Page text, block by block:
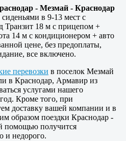
- Мезмай - Краснодар
в 9-13 мест с
18 м с прицепом +
14 м с кондиционером + авто
цене, без предоплаты,
все включено.
перевозки в поселок Мезмай
в Краснодар, Армавир из
услугами нашего
Кроме того, при
доставку вашей компании и в
образом поездки Краснодар -
помощью получится
и недорого.